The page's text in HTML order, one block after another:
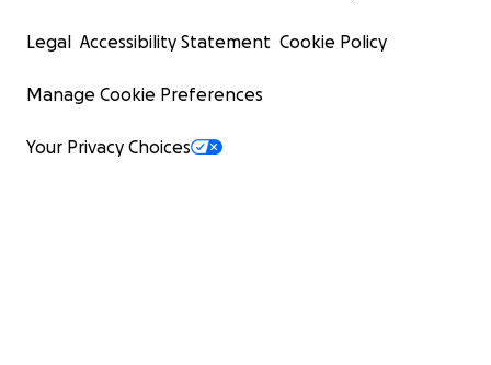
Legal Accessibility Statement Cookie Policy
Manage Cookie Preferences
Your Privacy Choices